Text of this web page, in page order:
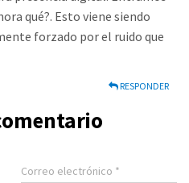
qué?. Esto viene siendo
forzado por el ruido que
RESPONDER
Correo electrónico *